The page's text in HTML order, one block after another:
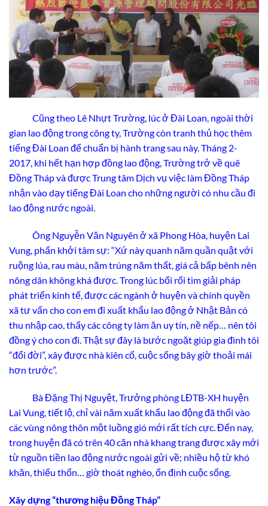
Cũng theo Lê Nhựt Trường, lúc ở Đài Loan, ngoài thời
gian lao động trong công ty, Trường còn tranh thủ học thêm
tiếng Đài Loan để chuẩn bị hành trang sau này. Tháng 2-
2017, khi hết hạn hợp đồng lao động, Trường trở về quê
Đồng Tháp và được Trung tâm Dịch vụ việc làm Đồng Tháp
nhận vào dạy tiếng Đài Loan cho những người có nhu cầu đi
lao động nước ngoài.
Ông Nguyễn Văn Nguyên ở xã Phong Hòa, huyện Lai
Vung, phấn khởi tâm sự: “Xứ này quanh năm quần quật với
ruộng lúa, rau màu, năm trúng năm thất, giá cả bấp bênh nên
nông dân không khá được. Trong lúc bối rối tìm giải pháp
phát triển kinh tế, được các ngành ở huyện và chính quyền
xã tư vấn cho con em đi xuất khẩu lao động ở Nhật Bản có
thu nhập cao, thấy các công ty làm ăn uy tín, nề nếp… nên tôi
đồng ý cho con đi. Thật sự đây là bước ngoặt giúp gia đình tôi
“đổi đời”, xây được nhà kiên cố, cuộc sống bây giờ thoải mái
hơn trước”.
Bà Đặng Thị Nguyệt, Trưởng phòng LĐTB-XH huyện
Lai Vung, tiết lộ, chỉ vài năm xuất khẩu lao động đã thổi vào
các vùng nông thôn một luồng gió mới rất tích cực. Đến nay,
trong huyện đã có trên 40 căn nhà khang trang được xây mới
từ nguồn tiền lao động nước ngoài gửi về; nhiều hộ từ khó
khăn, thiếu thốn… giờ thoát nghèo, ổn định cuộc sống.
Xây dựng “thương hiệu Đồng Tháp”